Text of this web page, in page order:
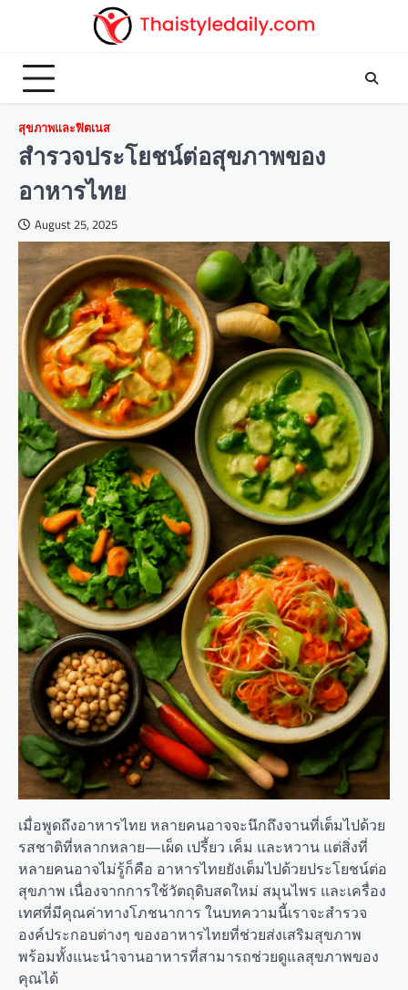
สุขภาพและฟิตเนส
สำรวจประโยชน์ต่อสุขภาพของ
อาหารไทย
August 25, 2025
เมื่อพูดถึงอาหารไทย หลายคนอาจจะนึกถึงจานที่เต็มไปด้วย
รสชาติที่หลากหลาย—เผ็ด เปรี้ยว เค็ม และหวาน แต่สิ่งที่
หลายคนอาจไม่รู้ก็คือ อาหารไทยยังเต็มไปด้วยประโยชน์ต่อ
สุขภาพ เนื่องจากการใช้วัตถุดิบสดใหม่ สมุนไพร และเครื่อง
เทศที่มีคุณค่าทางโภชนาการ ในบทความนี้เราจะสำรวจ
องค์ประกอบต่างๆ ของอาหารไทยที่ช่วยส่งเสริมสุขภาพ
พร้อมทั้งแนะนำจานอาหารที่สามารถช่วยดูแลสุขภาพของ
คุณได้